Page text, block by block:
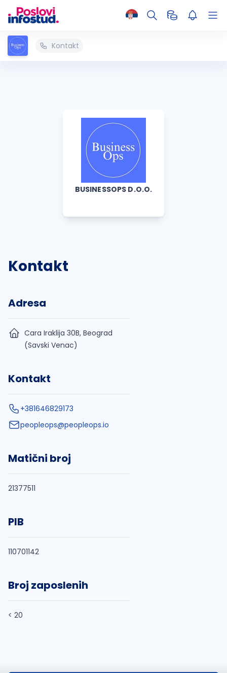
Kontakt
BUSINESSOPS D.O.O.
Kontakt
Adresa
Cara Iraklija 30B, Beograd
(Savski Venac)
Kontakt
+381646829173
peopleops@peopleops.io
Matični broj
21377511
PIB
110701142
Broj zaposlenih
< 20